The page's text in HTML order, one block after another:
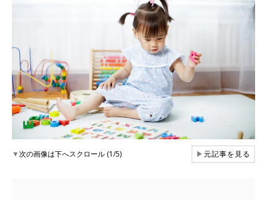
▼次の画像は下へスクロール (1/5) ▶元記事を見る